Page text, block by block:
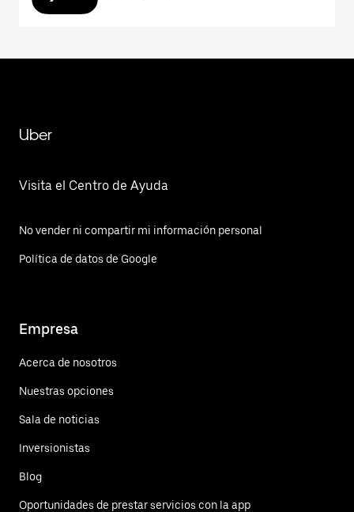
Uber
Visita el Centro de Ayuda
No vender ni compartir mi información personal
Política de datos de Google
Empresa
Acerca de nosotros
Nuestras opciones
Sala de noticias
Inversionistas
Blog
Oportunidades de prestar servicios con la app